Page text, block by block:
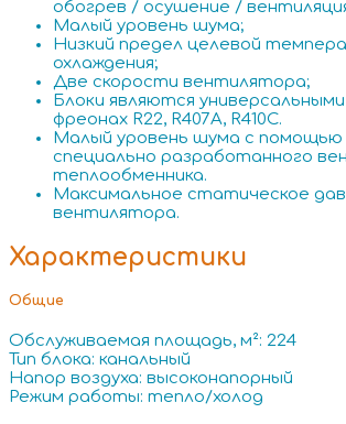
обогрев / осушение /
Малый уровень шума;
Низкий предел целевой
охлаждения;
Две скорости вентилятора;
Блоки являются
фреонах R22, R407A, R410C.
Малый уровень шума с помощью
специально разработанного
теплообменника.
Максимальное статическое
вентилятора.
Характеристики
Общие
Обслуживаемая площадь, м²: 224
Тип блока: канальный
Напор воздуха: высоконапорный
Режим работы: тепло/холод